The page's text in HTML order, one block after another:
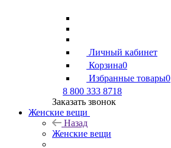
Личный кабинет
Корзина0
Избранные товары0
8 800 333 8718
Заказать звонок
Женские вещи
Назад
Женские вещи